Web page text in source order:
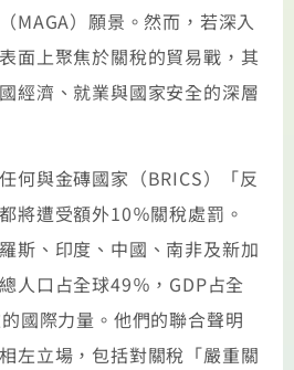
MAGA）願景。然而，若深入
面上聚焦於關稅的貿易戰，其
經濟、就業與國家安全的深層
何與金磚國家（BRICS）「反
將遭受額外10％關稅處罰。
斯、印度、中國、南非及新加
人口占全球49％，GDP占全
國際力量。他們的聯合聲明
左立場，包括對關稅「嚴重關